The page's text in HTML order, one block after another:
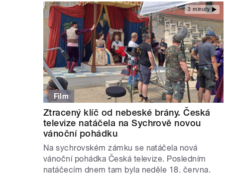
3 minuty
Film
Ztracený klíč od nebeské brány. Česká
televize natáčela na Sychrově novou
vánoční pohádku
Na sychrovském zámku se natáčela nová
vánoční pohádka Česká televize. Posledním
natáčecím dnem tam byla neděle 18. června.